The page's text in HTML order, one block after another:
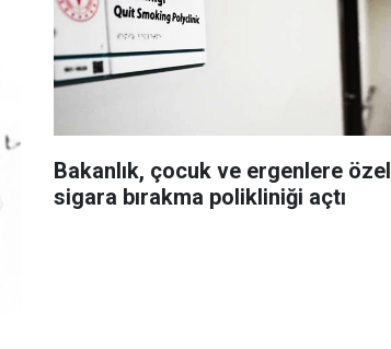
Bakanlık, çocuk ve ergenlere özel
sigara bırakma polikliniği açtı